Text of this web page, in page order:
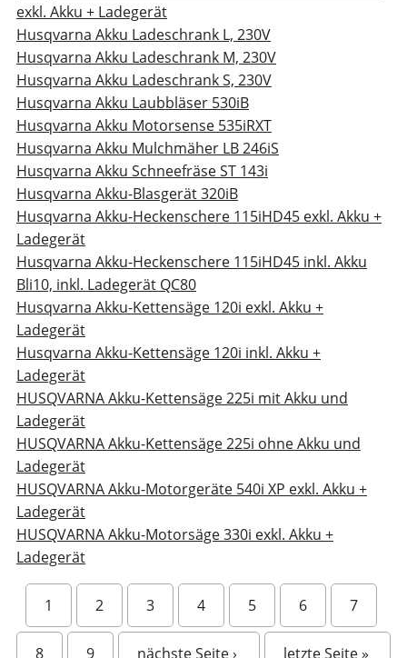
exkl. Akku + Ladegerät
Husqvarna Akku Ladeschrank L, 230V
Husqvarna Akku Ladeschrank M, 230V
Husqvarna Akku Ladeschrank S, 230V
Husqvarna Akku Laubbläser 530iB
Husqvarna Akku Motorsense 535iRXT
Husqvarna Akku Mulchmäher LB 246iS
Husqvarna Akku Schneefräse ST 143i
Husqvarna Akku-Blasgerät 320iB
Husqvarna Akku-Heckenschere 115iHD45 exkl. Akku +
Ladegerät
Husqvarna Akku-Heckenschere 115iHD45 inkl. Akku
Bli10, inkl. Ladegerät QC80
Husqvarna Akku-Kettensäge 120i exkl. Akku +
Ladegerät
Husqvarna Akku-Kettensäge 120i inkl. Akku +
Ladegerät
HUSQVARNA Akku-Kettensäge 225i mit Akku und
Ladegerät
HUSQVARNA Akku-Kettensäge 225i ohne Akku und
Ladegerät
HUSQVARNA Akku-Motorgeräte 540i XP exkl. Akku +
Ladegerät
HUSQVARNA Akku-Motorsäge 330i exkl. Akku +
Ladegerät
S
e
i
1 2 3 4 5 6 7
8 9 nächste Seite › letzte Seite »